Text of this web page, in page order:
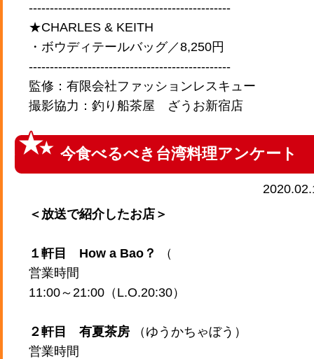
------------------------------------------------
★CHARLES & KEITH
・ボウディテールバッグ／8,250円
------------------------------------------------
監修：有限会社ファッションレスキュー
撮影協力：釣り船茶屋 ざうお新宿店
今食べるべき台湾料理アンケート
＜放送で紹介したお店＞
１軒目 How a Bao？
（
営業時間
11:00～21:00（L.O.20:30）
２軒目 有夏茶房（ゆうかちゃぼう）
営業時間